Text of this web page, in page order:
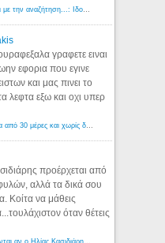
Λόγιος Ερμής | Η γνώση ξεκινάει με την αναζήτηση...: Ιδού οι 18 που χρωστούν 11 δις ευρώ!
γραφετε ειναι
εφορια που εγινε
και μας πινει το
λεφτα εξω και οχι υπερ
Εφορία: Κατάσχονται όλα ύστερα από 30 μέρες και χωρίς δικαστικές αποφάσεις - Λόγιος Ερμής
προέρχεται από
αλλά τα δικά σου
Κοίτα να μάθεις
όταν θέτεις